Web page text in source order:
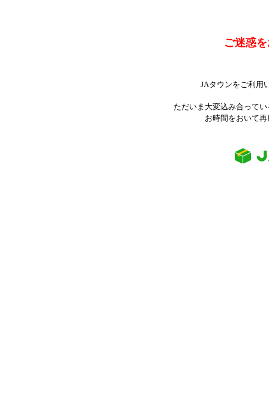
ご迷惑
JAタウンをご利用
ただいま大変込み合って
お時間をおいて